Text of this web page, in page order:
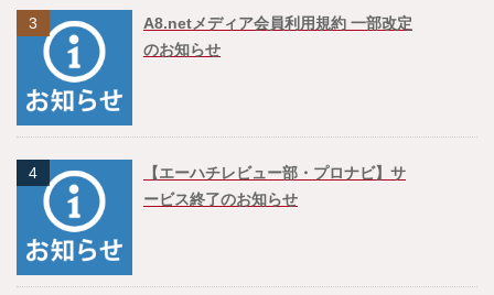
3
A8.netメディア会員利用規約 一部改定
のお知らせ
4
【エーハチレビュー部・プロナビ】サ
ービス終了のお知らせ